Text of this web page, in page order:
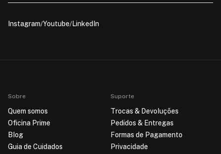
Instagram Youtube LinkedIn
Sobre
Quem somos
Oficina Prime
Blog
Guia de Cuidados
Suporte
Trocas & Devoluções
Pedidos & Entregas
Formas de Pagamento
Privacidade